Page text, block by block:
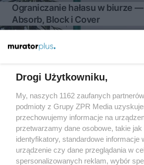
Ograniczanie hałasu w biurze
Absorb, Block i Cover
Żaden utwór zamieszczony w serwisie nie
rozpowszechniany lub dalej
(w tym także elektroniczny lub mechaniczny)
eksploatacji w jakiejkolwiek formie, włącznie z
Internecie bez pisemnej zgody właściciela
lub wykorzystanie utworów w całości lub w
prawa, tzn. bez właściwej zgody, jest
może być ścigane prawnie.
Drogi Użytkowniku,
My, naszych 1162 zaufanych
podmioty z Grupy ZPR Media
przechowujemy informacje na
przetwarzamy dane osobowe, takie jak
identyfikatory, standardowe informacje
urządzenie czy dane przeglądania w
spersonalizowanych reklam, wybór